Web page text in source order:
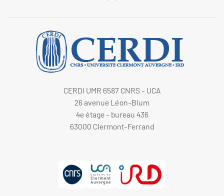
CERDI UMR 6587 CNRS - UCA
26 avenue Léon-Blum
4e étage - bureau 436
63000 Clermont-Ferrand